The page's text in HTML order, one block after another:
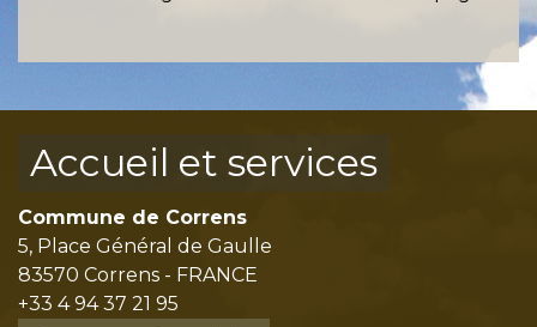
Accueil et services
Commune de Correns
5, Place Général de Gaulle
83570 Correns - FRANCE
+33 4 94 37 21 95